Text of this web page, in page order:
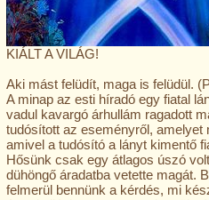
KIÁLT A VILÁG!
Aki mást felüdít, maga is felüdül.
A minap az esti híradó egy fiatal
vadul kavargó árhullám ragadott
tudósított az eseményről, amelyet
amivel a tudósító a lányt kimentő
Hősünk csak egy átlagos úszó
dühöngő áradatba vetette magát.
felmerül bennünk a kérdés, mi